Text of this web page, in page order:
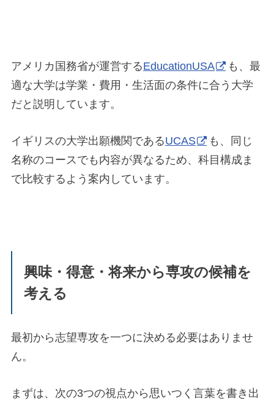
アメリカ国務省が運営するEducationUSA
も、最
適な大学は学業・費用・生活面の条件に合う大学
だと説明しています。
イギリスの大学出願機関であるUCAS
も、同じ
名称のコースでも内容が異なるため、科目構成ま
で比較するよう案内しています。
興味・得意・将来から専攻の候補を
考える
最初から志望専攻を一つに決める必要はありませ
ん。
まずは、次の3つの視点から思いつく言葉を書き出